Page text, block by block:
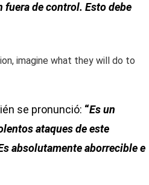
fuera de control. Esto debe
imagine what they will do to
se pronunció: “Es un
ataques de este
absolutamente aborrecible e